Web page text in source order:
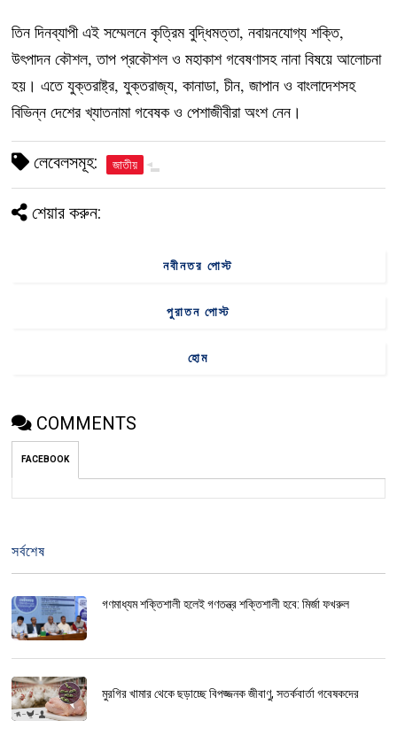
তিন দিনব্যাপী এই সম্মেলনে কৃত্রিম বুদ্ধিমত্তা, নবায়নযোগ্য শক্তি,
উৎপাদন কৌশল, তাপ প্রকৌশল ও মহাকাশ গবেষণাসহ নানা বিষয়ে আলোচনা
হয়। এতে যুক্তরাষ্ট্র, যুক্তরাজ্য, কানাডা, চীন, জাপান ও বাংলাদেশসহ
বিভিন্ন দেশের খ্যাতনামা গবেষক ও পেশাজীবীরা অংশ নেন।
লেবেলসমূহ: জাতীয়
শেয়ার করুন:
নবীনতর পোস্ট
পুরাতন পোস্ট
হোম
COMMENTS
FACEBOOK
সর্বশেষ
গণমাধ্যম শক্তিশালী হলেই গণতন্ত্র শক্তিশালী হবে: মির্জা ফখরুল
মুরগির খামার থেকে ছড়াচ্ছে বিপজ্জনক জীবাণু, সতর্কবার্তা গবেষকদের